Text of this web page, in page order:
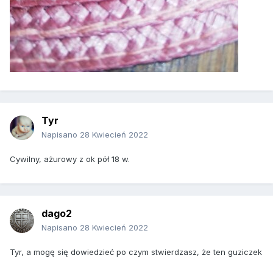
Tyr
Napisano 28 Kwiecień 2022
Cywilny, ażurowy z ok pół 18 w.
dago2
Napisano 28 Kwiecień 2022
Tyr, a mogę się dowiedzieć po czym stwierdzasz, że ten guziczek